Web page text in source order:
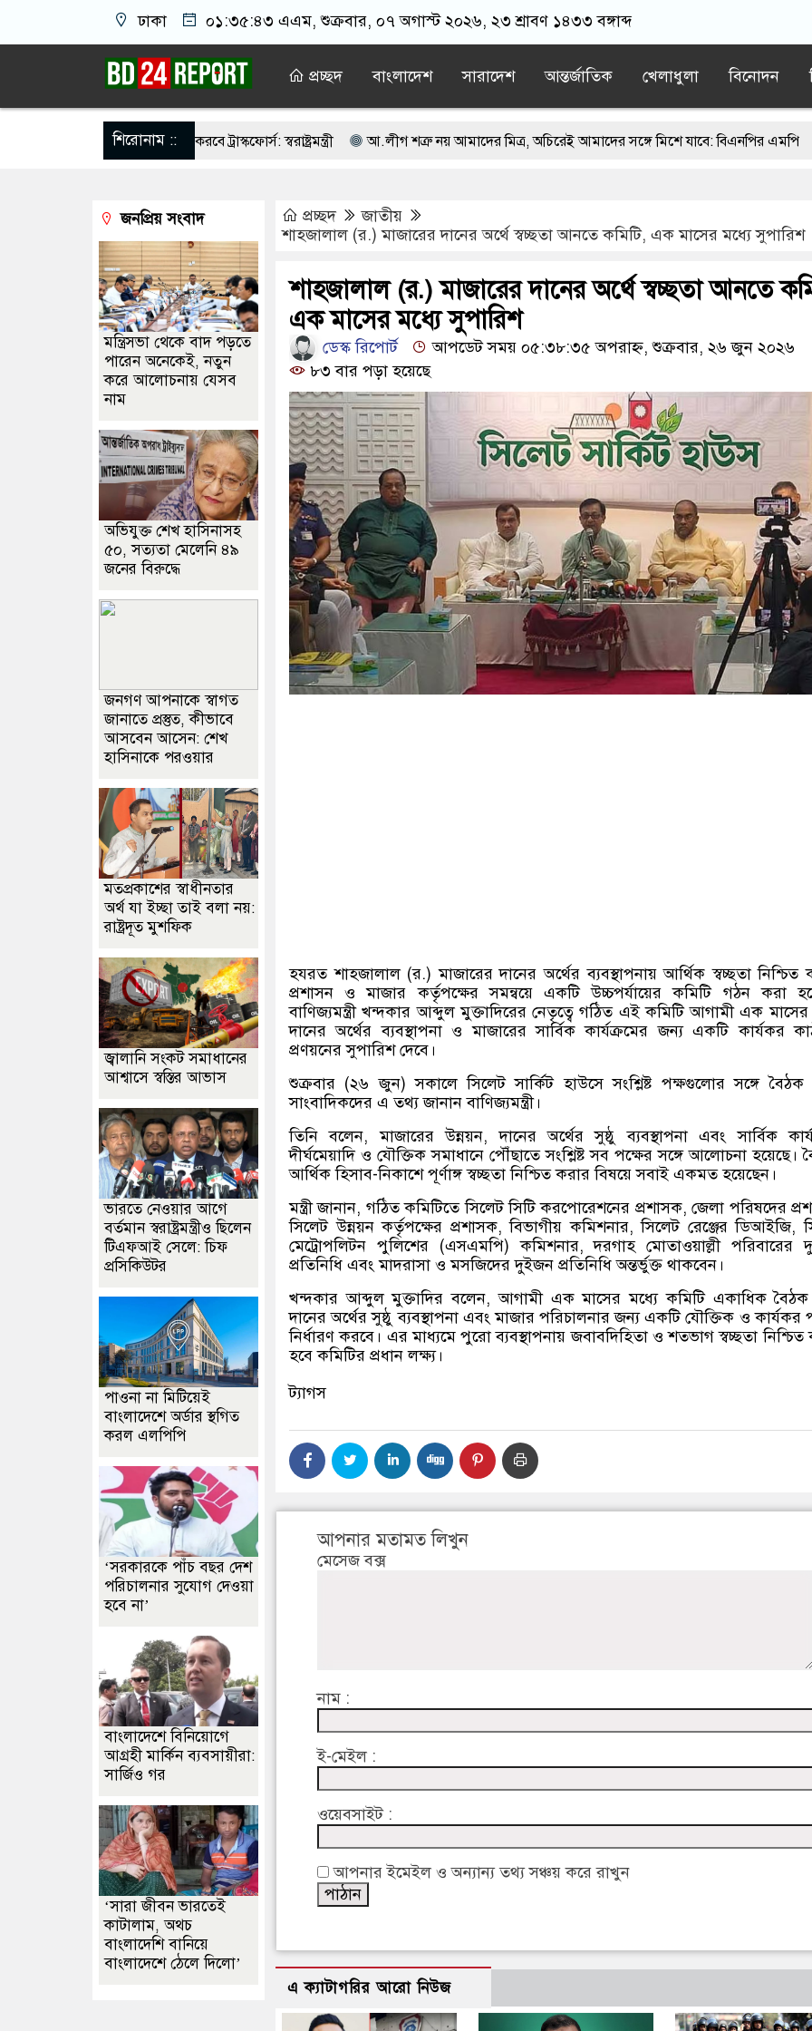
ঢাকা ০১:৩৫:৪৪ এএম, শুক্রবার, ০৭ অগাস্ট ২০২৬, ২৩ শ্রাবণ ১৪৩৩ বঙ্গাব্দ
প্রচ্ছদ বাংলাদেশ সারাদেশ আন্তর্জাতিক খেলাধুলা বিনোদন
শিরোনাম ::
তালিকা প্রণয়ন করবে ট্রাস্কফোর্স: স্বরাষ্ট্রমন্ত্রী আ.লীগ শত্রু নয় আমাদের মিত্র, অচিরেই আমাদের সঙ্গে মিশে যাবে: বিএনপির এমপি
ঐক্যবদ্ধ থাকার আহ্বান পানিসম্পদমন্ত্রীর ৮ দফা দাবিতে মেহেরপুরে জামায়াতের স্মারকলিপি
মাস্টারমাইন্ড ওয়াসিম হালদার গ্রেপ্তার
ভোটার তালিকা প্রকাশ, ভোট দেবেন ৩৪৯ এমপি
প্রচ্ছদ
জাতীয়
শাহজালাল (র.) মাজারের দানের অর্থে স্বচ্ছতা আনতে কমিটি, এক মাসের মধ্যে সুপারিশ
শাহজালাল (র.) মাজারের দানের অর্থে স্বচ্ছতা আনতে
এক মাসের মধ্যে সুপারিশ
ডেস্ক রিপোর্ট
আপডেট সময় ০৫:৩৮:৩৫ অপরাহ্ন, শুক্রবার, ২৬ জুন ২০২৬
৮৩ বার পড়া হয়েছে
হযরত শাহজালাল (র.) মাজারের দানের অর্থের ব্যবস্থাপনায় আর্থিক স্বচ্ছতা নিশ্চিত
প্রশাসন ও মাজার কর্তৃপক্ষের সমন্বয়ে একটি উচ্চপর্যায়ের কমিটি গঠন করা
বাণিজ্যমন্ত্রী খন্দকার আব্দুল মুক্তাদিরের নেতৃত্বে গঠিত এই কমিটি আগামী এক মাসের
দানের অর্থের ব্যবস্থাপনা ও মাজারের সার্বিক কার্যক্রমের জন্য একটি কার্যকর
প্রণয়নের সুপারিশ দেবে।
শুক্রবার (২৬ জুন) সকালে সিলেট সার্কিট হাউসে সংশ্লিষ্ট পক্ষগুলোর সঙ্গে বৈঠক
সাংবাদিকদের এ তথ্য জানান বাণিজ্যমন্ত্রী।
তিনি বলেন, মাজারের উন্নয়ন, দানের অর্থের সুষ্ঠু ব্যবস্থাপনা এবং সার্বিক
দীর্ঘমেয়াদি ও যৌক্তিক সমাধানে পৌঁছাতে সংশ্লিষ্ট সব পক্ষের সঙ্গে আলোচনা হয়েছে।
আর্থিক হিসাব-নিকাশে পূর্ণাঙ্গ স্বচ্ছতা নিশ্চিত করার বিষয়ে সবাই একমত হয়েছেন।
মন্ত্রী জানান, গঠিত কমিটিতে সিলেট সিটি করপোরেশনের প্রশাসক, জেলা পরিষদের
সিলেট উন্নয়ন কর্তৃপক্ষের প্রশাসক, বিভাগীয় কমিশনার, সিলেট রেঞ্জের ডিআইজি,
মেট্রোপলিটন পুলিশের (এসএমপি) কমিশনার, দরগাহ মোতাওয়াল্লী পরিবারের
প্রতিনিধি এবং মাদরাসা ও মসজিদের দুইজন প্রতিনিধি অন্তর্ভুক্ত থাকবেন।
খন্দকার আব্দুল মুক্তাদির বলেন, আগামী এক মাসের মধ্যে কমিটি একাধিক
দানের অর্থের সুষ্ঠু ব্যবস্থাপনা এবং মাজার পরিচালনার জন্য একটি যৌক্তিক ও কার্যকর
নির্ধারণ করবে। এর মাধ্যমে পুরো ব্যবস্থাপনায় জবাবদিহিতা ও শতভাগ স্বচ্ছতা নিশ্চিত
হবে কমিটির প্রধান লক্ষ্য।
ট্যাগস
আপনার মতামত লিখুন
মেসেজ বক্স
নাম :
ই-মেইল :
ওয়েবসাইট :
আপনার ইমেইল ও অন্যান্য তথ্য সঞ্চয় করে রাখুন
এ ক্যাটাগরির আরো নিউজ
জনপ্রিয় সংবাদ
মন্ত্রিসভা থেকে বাদ পড়তে
পারেন অনেকেই, নতুন
করে আলোচনায় যেসব
নাম
অভিযুক্ত শেখ হাসিনাসহ
৫০, সত্যতা মেলেনি ৪৯
জনের বিরুদ্ধে
জনগণ আপনাকে স্বাগত
জানাতে প্রস্তুত, কীভাবে
আসবেন আসেন: শেখ
হাসিনাকে পরওয়ার
মতপ্রকাশের স্বাধীনতার
অর্থ যা ইচ্ছা তাই বলা নয়:
রাষ্ট্রদূত মুশফিক
জ্বালানি সংকট সমাধানের
আশ্বাসে স্বস্তির আভাস
ভারতে নেওয়ার আগে
বর্তমান স্বরাষ্ট্রমন্ত্রীও ছিলেন
টিএফআই সেলে: চিফ
প্রসিকিউটর
পাওনা না মিটিয়েই
বাংলাদেশে অর্ডার স্থগিত
করল এলপিপি
‘সরকারকে পাঁচ বছর দেশ
পরিচালনার সুযোগ দেওয়া
হবে না’
বাংলাদেশে বিনিয়োগে
আগ্রহী মার্কিন ব্যবসায়ীরা:
সার্জিও গর
‘সারা জীবন ভারতেই
কাটালাম, অথচ
বাংলাদেশি বানিয়ে
বাংলাদেশে ঠেলে দিলো’